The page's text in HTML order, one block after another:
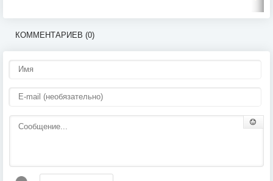
КОММЕНТАРИЕВ (0)